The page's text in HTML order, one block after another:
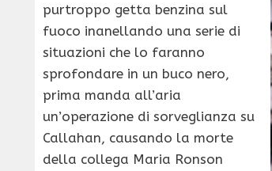
purtroppo getta benzina sul
fuoco inanellando una serie di
situazioni che lo faranno
sprofondare in un buco nero,
prima manda all’aria
un’operazione di sorveglianza su
Callahan, causando la morte
della collega Maria Ronson